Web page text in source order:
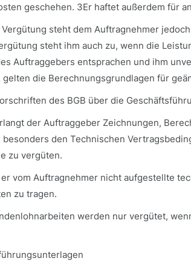
geschehen. 3Er haftet außerdem für
Vergütung steht dem Auftragnehmer
steht ihm auch zu, wenn die
Auftraggebers entsprachen und ihm
gelten die Berechnungsgrundlagen für
des BGB über die
der Auftraggeber Zeichnungen,
besonders den Technischen
zu vergüten.
er vom Auftragnehmer nicht aufgestellte
zu tragen.
werden nur vergütet,